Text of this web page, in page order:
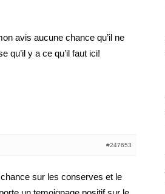
avis aucune chance qu’il ne
qu’il y a ce qu’il faut ici!
#247653
sur les conserves et le